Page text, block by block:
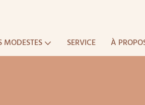
MODESTES SERVICE À